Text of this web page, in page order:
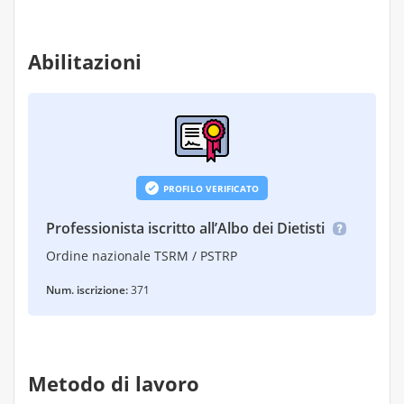
Abilitazioni
PROFILO VERIFICATO
Professionista iscritto all’Albo dei Dietisti
Ordine nazionale TSRM / PSTRP
Num. iscrizione:371
Metodo di lavoro